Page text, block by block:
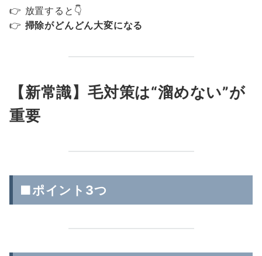
👉 放置すると👇
👉 掃除がどんどん大変になる
【新常識】毛対策は“溜めない”が
重要
■ポイント3つ